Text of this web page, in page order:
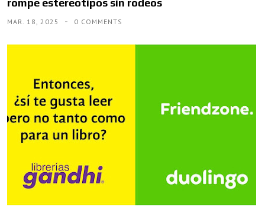
rompe estereotipos sin rodeos
MAR. 18, 2025 0 COMMENTS